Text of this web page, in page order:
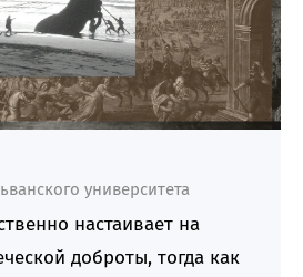
университета
настаивает на
доброты, тогда как